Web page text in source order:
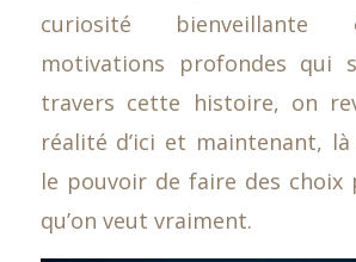
curiosité bienveillante
motivations profondes qui
travers cette histoire, on
réalité d’ici et maintenant,
le pouvoir de faire des choix
qu’on veut vraiment.